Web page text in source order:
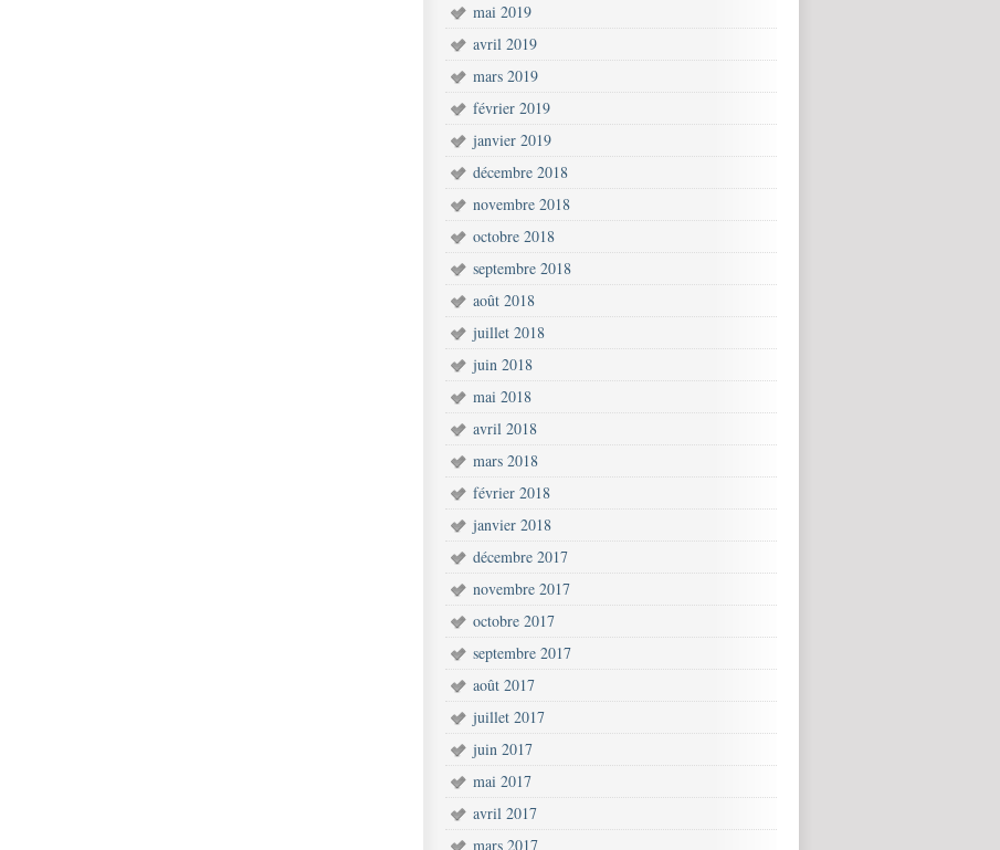
mai 2019
avril 2019
mars 2019
février 2019
janvier 2019
décembre 2018
novembre 2018
octobre 2018
septembre 2018
août 2018
juillet 2018
juin 2018
mai 2018
avril 2018
mars 2018
février 2018
janvier 2018
décembre 2017
novembre 2017
octobre 2017
septembre 2017
août 2017
juillet 2017
juin 2017
mai 2017
avril 2017
mars 2017